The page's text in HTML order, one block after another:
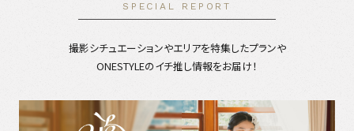
SPECIAL REPORT
撮影シチュエーションやエリアを特集したプランや
ONESTYLEのイチ推し情報をお届け！